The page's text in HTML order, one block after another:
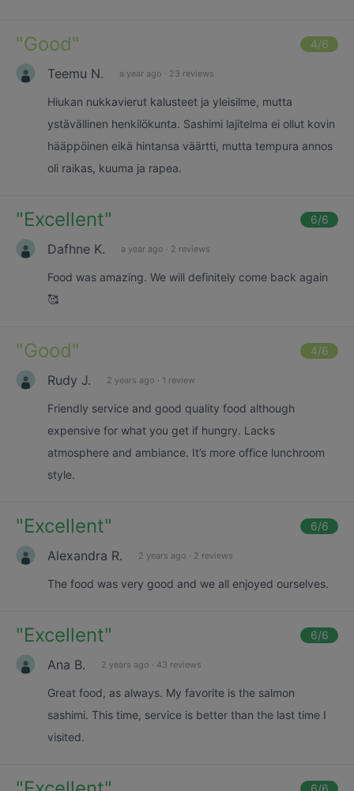
"Good" 4/6
Teemu N. a year ago · 23 reviews
Hiukan nukkavierut kalusteet ja yleisilme, mutta
ystävällinen henkilökunta. Sashimi lajitelma ei ollut kovin
hääppöinen eikä hintansa väärtti, mutta tempura annos
oli raikas, kuuma ja rapea.
"Excellent" 6/6
Dafhne K. a year ago · 2 reviews
Food was amazing. We will definitely come back again
🥰
"Good" 4/6
Rudy J. 2 years ago · 1 review
Friendly service and good quality food although
expensive for what you get if hungry. Lacks
atmosphere and ambiance. It’s more office lunchroom
style.
"Excellent" 6/6
Alexandra R. 2 years ago · 2 reviews
The food was very good and we all enjoyed ourselves.
"Excellent" 6/6
Ana B. 2 years ago · 43 reviews
Great food, as always. My favorite is the salmon
sashimi. This time, service is better than the last time I
visited.
6/6